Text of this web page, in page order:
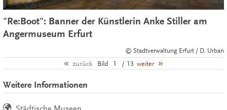
"Re:Boot": Banner der Künstlerin Anke Stiller am
Angermuseum Erfurt
© Stadtverwaltung Erfurt / D. Urban
zurück Bild 1 / 13 weiter
Weitere Informationen